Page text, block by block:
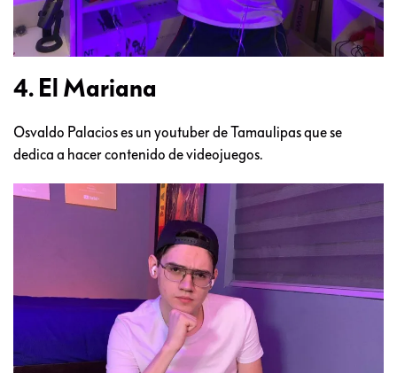
4. El Mariana
Osvaldo Palacios es un youtuber de Tamaulipas que se
dedica a hacer contenido de videojuegos.